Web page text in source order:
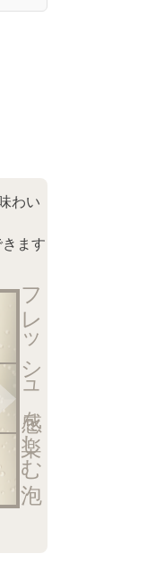
わい
ます
フレッシュ感を楽しむ泡